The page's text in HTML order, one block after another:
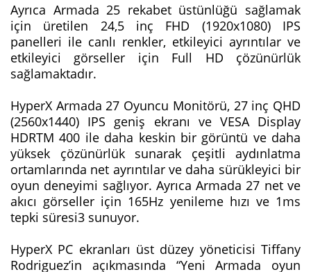
Ayrıca Armada 25 rekabet üstünlüğü sağlamak
için üretilen 24,5 inç FHD (1920x1080) IPS
panelleri ile canlı renkler, etkileyici ayrıntılar ve
etkileyici görseller için Full HD çözünürlük
sağlamaktadır.
HyperX Armada 27 Oyuncu Monitörü, 27 inç QHD
(2560x1440) IPS geniş ekranı ve VESA Display
HDRTM 400 ile daha keskin bir görüntü ve daha
yüksek çözünürlük sunarak çeşitli aydınlatma
ortamlarında net ayrıntılar ve daha sürükleyici bir
oyun deneyimi sağlıyor. Ayrıca Armada 27 net ve
akıcı görseller için 165Hz yenileme hızı ve 1ms
tepki süresi3 sunuyor.
HyperX PC ekranları üst düzey yöneticisi Tiffany
Rodriguez’in açıkmasında “Yeni Armada oyun